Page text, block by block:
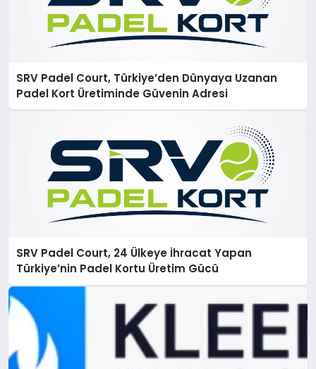
SRV Padel Court, Türkiye’den Dünyaya Uzanan
Padel Kort Üretiminde Güvenin Adresi
SRV Padel Court, 24 Ülkeye İhracat Yapan
Türkiye’nin Padel Kortu Üretim Gücü